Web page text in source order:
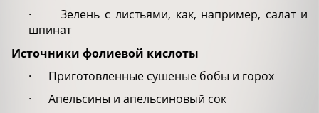
· Зелень с листьями, как, например, салат и
шпинат
Источники фолиевой кислоты
· Приготовленные сушеные бобы и горох
· Апельсины и апельсиновый сок